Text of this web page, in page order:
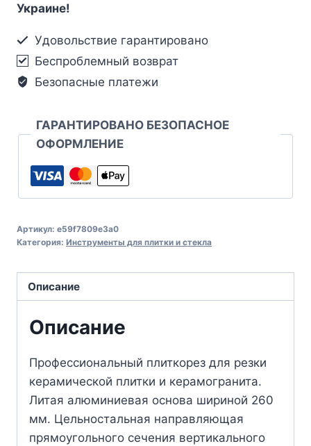
Украине!
Удовольствие гарантировано
Беспроблемный возврат
Безопасные платежи
ГАРАНТИРОВАНО БЕЗОПАСНОЕ
ОФОРМЛЕНИЕ
Артикул: e59f7809e3a0
Категория: Инструменты для плитки и стекла
Описание
Описание
Профессиональный плиткорез для резки
керамической плитки и керамогранита.
Литая алюминиевая основа шириной 260
мм. Цельностальная направляющая
прямоугольного сечения вертикального